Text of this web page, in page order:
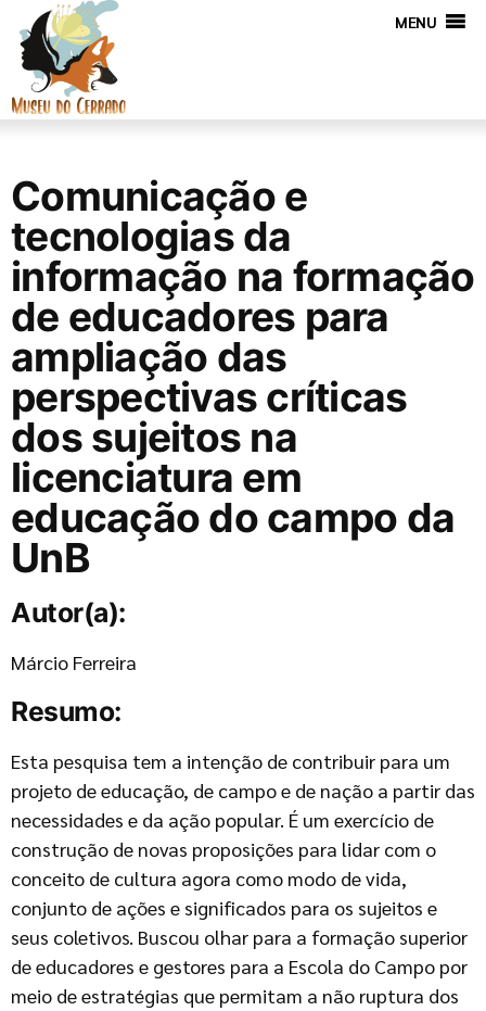
MENU
Comunicação e
tecnologias da
informação na formação
de educadores para
ampliação das
perspectivas críticas
dos sujeitos na
licenciatura em
educação do campo da
UnB
Autor(a):
Márcio Ferreira
Resumo:
Esta pesquisa tem a intenção de contribuir para um
projeto de educação, de campo e de nação a partir das
necessidades e da ação popular. É um exercício de
construção de novas proposições para lidar com o
conceito de cultura agora como modo de vida,
conjunto de ações e significados para os sujeitos e
seus coletivos. Buscou olhar para a formação superior
de educadores e gestores para a Escola do Campo por
meio de estratégias que permitam a não ruptura dos